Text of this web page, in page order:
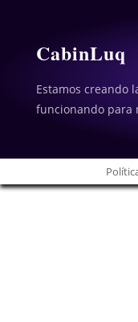
CabinLuq
Estamos creando
funcionando para